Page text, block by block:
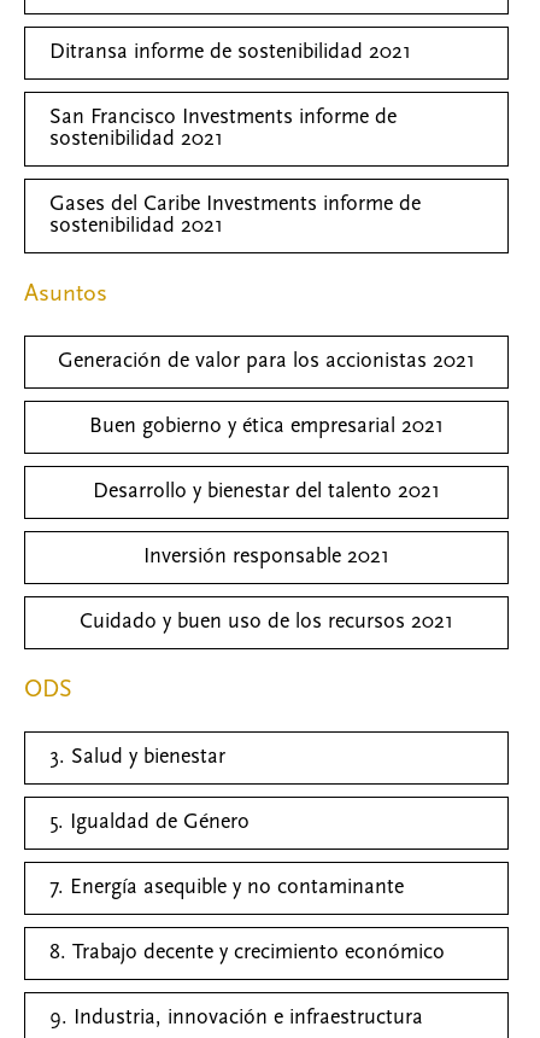
Ditransa informe de sostenibilidad 2021
San Francisco Investments informe de
sostenibilidad 2021
Gases del Caribe Investments informe de
sostenibilidad 2021
Asuntos
Generación de valor para los accionistas 2021
Buen gobierno y ética empresarial 2021
Desarrollo y bienestar del talento 2021
Inversión responsable 2021
Cuidado y buen uso de los recursos 2021
ODS
3. Salud y bienestar
5. Igualdad de Género
7. Energía asequible y no contaminante
8. Trabajo decente y crecimiento económico
9. Industria, innovación e infraestructura